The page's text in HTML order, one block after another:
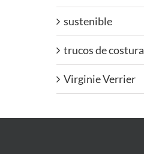
sustenible
trucos de costura
Virginie Verrier